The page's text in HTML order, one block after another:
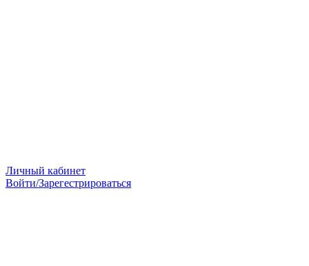
Личный кабинет
Войти/Зарегестрироваться